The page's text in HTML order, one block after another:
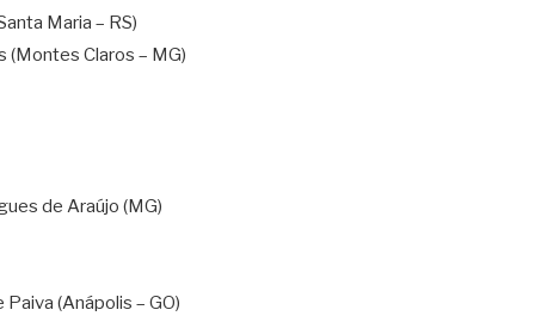
Maria – RS)
(Montes Claros – MG)
de Araújo (MG)
(Anápolis – GO)